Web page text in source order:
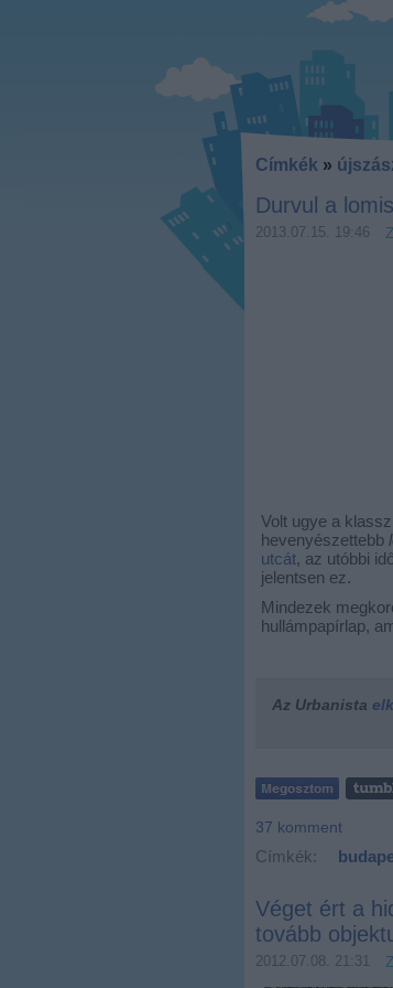
Címkék »
Durvul a
2013.07.15. 19:46
Volt ugye a
hevenyészettebb
utcát, az utóbbi
jelentsen ez.
Mindezek
hullámpapírlap,
Az Urbanista
37 komment
Címkék:
Véget ért a
tovább
2012.07.08. 21:31